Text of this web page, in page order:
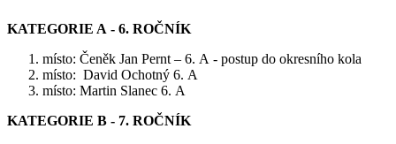
KATEGORIE A - 6. ROČNÍK
místo: Čeněk Jan Pernt – 6. A - postup do okresního kola
místo: David Ochotný 6. A
místo: Martin Slanec 6. A
KATEGORIE B - 7. ROČNÍK